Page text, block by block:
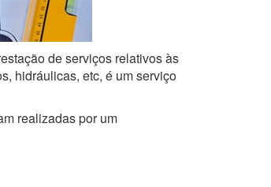
de serviços relativos às
hidráulicas, etc, é um serviço
realizadas por um